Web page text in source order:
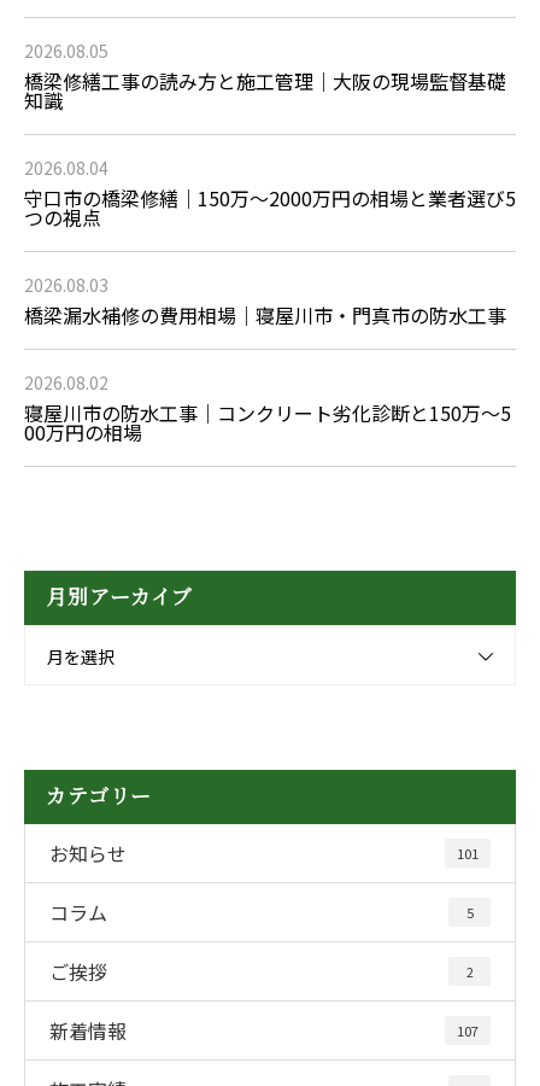
2026.08.05
橋梁修繕工事の読み方と施工管理｜大阪の現場監督基礎
知識
2026.08.04
守口市の橋梁修繕｜150万〜2000万円の相場と業者選び5
つの視点
2026.08.03
橋梁漏水補修の費用相場｜寝屋川市・門真市の防水工事
2026.08.02
寝屋川市の防水工事｜コンクリート劣化診断と150万〜5
00万円の相場
月別アーカイブ
月を選択
カテゴリー
お知らせ 101
コラム 5
ご挨拶 2
新着情報 107